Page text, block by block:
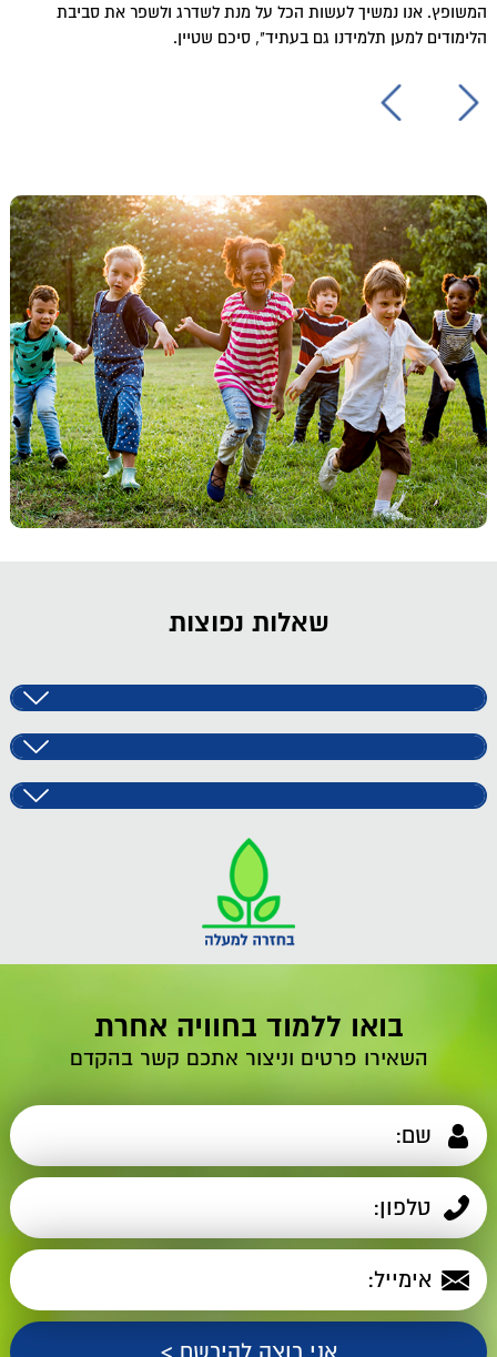
המשופץ. אנו נמשיך לעשות הכל על מנת לשדרג ולשפר את סביבת
הלימודים למען תלמידנו גם בעתיד", סיכם שטיין.
שאלות נפוצות
בואו ללמוד בחוויה אחרת
השאירו פרטים וניצור אתכם קשר בהקדם